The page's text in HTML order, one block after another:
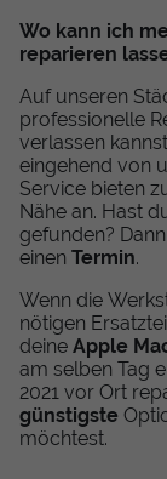
Wo kann ich
reparieren
Auf unseren
professionelle
verlassen
eingehend von
Service bieten
Nähe an. Hast
gefunden?
einen Termin.
Wenn die
nötigen
deine Apple
am selben Tag
2021 vor Ort
günstigste
möchtest.